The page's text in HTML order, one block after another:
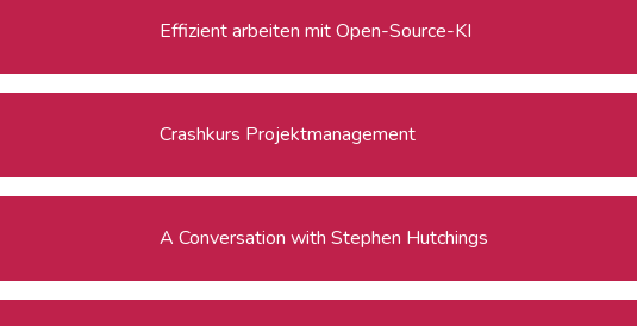
Effizient arbeiten mit Open-Source-KI
Crashkurs Projektmanagement
A Conversation with Stephen Hutchings